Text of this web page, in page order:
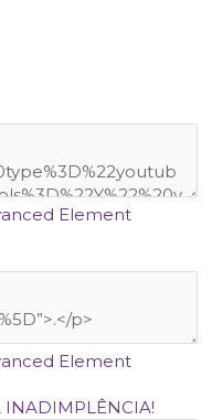
Element
Element
INADIMPLÊNCIA!